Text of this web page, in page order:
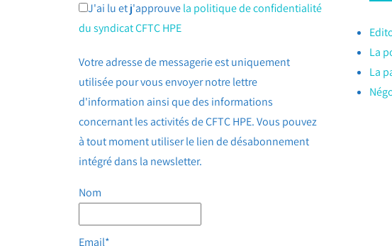
J'ai lu et j'approuvela politique de confidentialité
du syndicat CFTC HPE
Votre adresse de messagerie est uniquement
utilisée pour vous envoyer notre lettre
d'information ainsi que des informations
concernant les activités de CFTC HPE. Vous pouvez
à tout moment utiliser le lien de désabonnement
intégré dans la newsletter.
Nom
Email*
La
La